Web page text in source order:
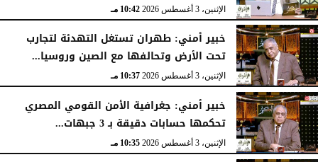
الإثنين، 3 أغسطس 2026 10:42 مـ
خبير أمني: طهران تستغل التهدئة لتجارب
تحت الأرض وتحالفها مع الصين وروسيا...
الإثنين، 3 أغسطس 2026 10:37 مـ
خبير أمني: جغرافية الأمن القومي المصري
تحكمها حسابات دقيقة بـ 3 جبهات...
الإثنين، 3 أغسطس 2026 10:35 مـ